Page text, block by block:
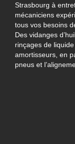
Strasbourg à
mécaniciens
tous vos besoins
Des vidanges
rinçages de
amortisseurs, en
pneus et